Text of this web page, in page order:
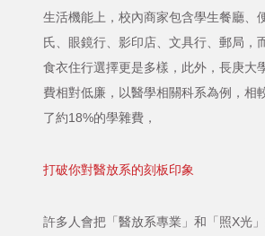
生活機能上，校內商家包含學生餐廳、
氏、眼鏡行、影印店、文具行、郵局，
食衣住行選擇更是多樣，此外，長庚大
費相對低廉，以醫學相關科系為例，相
了約18%的學雜費，
打破你對醫放系的刻板印象
許多人會把「醫放系專業」和「照X光